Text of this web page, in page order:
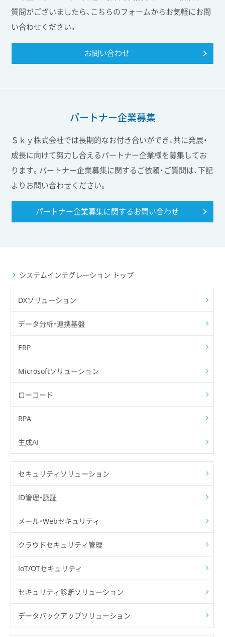
質問がございましたら、こちらのフォームからお気軽にお問
い合わせください。
お問い合わせ
パートナー企業募集
Ｓｋｙ株式会社では長期的なお付き合いができ、共に発展・
成長に向けて努力し合えるパートナー企業様を募集してお
ります。パートナー企業募集に関するご依頼・ご質問は、下記
よりお問い合わせください。
パートナー企業募集に関するお問い合わせ
システムインテグレーション トップ
DXソリューション
データ分析・連携基盤
ERP
Microsoftソリューション
ローコード
RPA
生成AI
セキュリティソリューション
ID管理・認証
メール・Webセキュリティ
クラウドセキュリティ管理
IoT/OTセキュリティ
セキュリティ診断ソリューション
データバックアップソリューション